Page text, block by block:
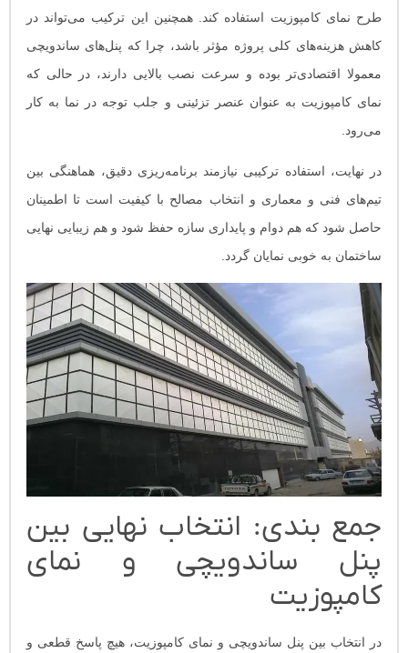
طرح نمای کامپوزیت استفاده کند. همچنین این ترکیب می‌تواند در
کاهش هزینه‌های کلی پروژه مؤثر باشد، چرا که پنل‌های ساندویچی
معمولا اقتصادی‌تر بوده و سرعت نصب بالایی دارند، در حالی که
نمای کامپوزیت به عنوان عنصر تزئینی و جلب توجه در نما به کار
می‌رود.
در نهایت، استفاده ترکیبی نیازمند برنامه‌ریزی دقیق، هماهنگی بین
تیم‌های فنی و معماری و انتخاب مصالح با کیفیت است تا اطمینان
حاصل شود که هم دوام و پایداری سازه حفظ شود و هم زیبایی نهایی
ساختمان به خوبی نمایان گردد.
جمع‌ بندی: انتخاب نهایی بین
پنل ساندویچی و نمای
کامپوزیت
در انتخاب بین پنل ساندویچی و نمای کامپوزیت، هیچ پاسخ قطعی و